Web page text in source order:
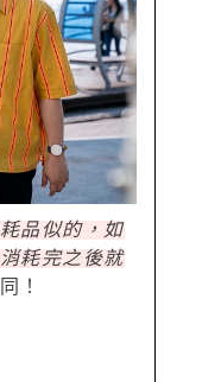
品似的，如
耗完之後就
！